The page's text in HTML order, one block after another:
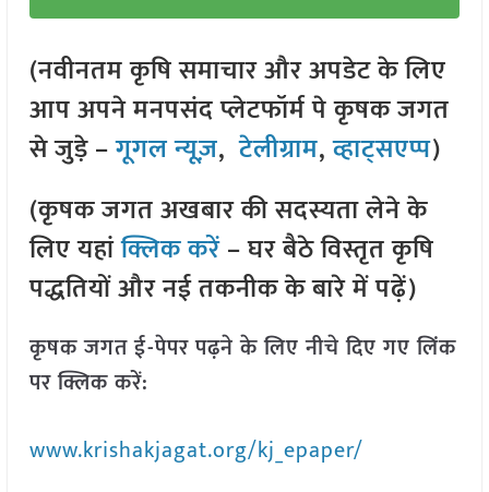
(नवीनतम कृषि समाचार और अपडेट के लिए
आप अपने मनपसंद प्लेटफॉर्म पे कृषक जगत
से जुड़े –गूगल न्यूज़,टेलीग्राम,व्हाट्सएप्प)
(कृषक जगत अखबार की सदस्यता लेने के
लिए यहांक्लिक करें– घर बैठे विस्तृत कृषि
पद्धतियों और नई तकनीक के बारे में पढ़ें)
कृषक जगत ई-पेपर पढ़ने के लिए नीचे दिए गए लिंक
पर क्लिक करें:
www.krishakjagat.org/kj_epaper/